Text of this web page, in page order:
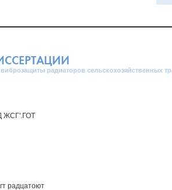
виброзащиты радиаторов сельскохозяйственных
ЖСГ'.ГОТ
радцатоют